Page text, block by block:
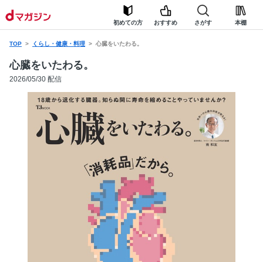
初めての方 おすすめ さがす 本棚
TOP くらし・健康・料理 心臓をいたわる。
心臓をいたわる。
2026/05/30 配信